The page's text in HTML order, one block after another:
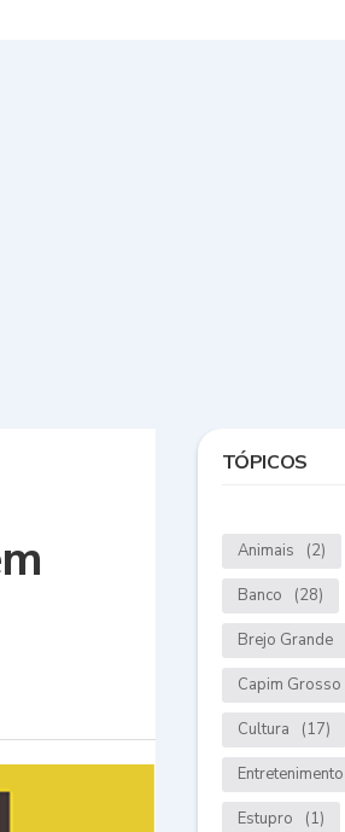
TÓPICOS
Animais (2)
Banco (28)
Brejo Grande
Capim Grosso
Cultura (17)
Entretenimento
Estupro (1)